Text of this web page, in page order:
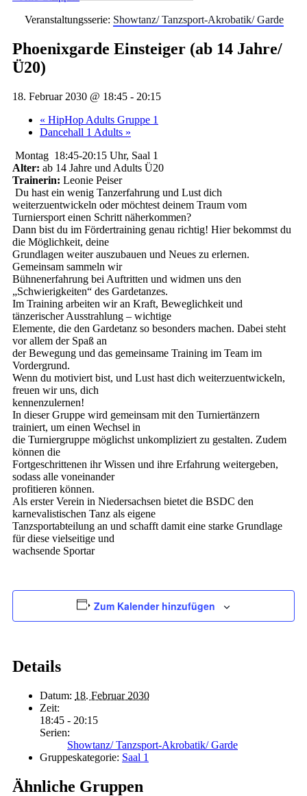
Veranstaltungsserie: Showtanz/ Tanzsport-Akrobatik/ Garde
Phoenixgarde Einsteiger (ab 14 Jahre/
Ü20)
18. Februar 2030 @ 18:45 - 20:15
« HipHop Adults Gruppe 1
Dancehall 1 Adults »
Montag 18:45-20:15 Uhr, Saal 1
Alter: ab 14 Jahre und Adults Ü20
Trainerin: Leonie Peiser
Du hast ein wenig Tanzerfahrung und Lust dich
weiterzuentwickeln oder möchtest deinem Traum vom
Turniersport einen Schritt näherkommen?
Dann bist du im Fördertraining genau richtig! Hier bekommst du
die Möglichkeit, deine
Grundlagen weiter auszubauen und Neues zu erlernen.
Gemeinsam sammeln wir
Bühnenerfahrung bei Auftritten und widmen uns den
„Schwierigkeiten“ des Gardetanzes.
Im Training arbeiten wir an Kraft, Beweglichkeit und
tänzerischer Ausstrahlung – wichtige
Elemente, die den Gardetanz so besonders machen. Dabei steht
vor allem der Spaß an
der Bewegung und das gemeinsame Training im Team im
Vordergrund.
Wenn du motiviert bist, und Lust hast dich weiterzuentwickeln,
freuen wir uns, dich
kennenzulernen!
In dieser Gruppe wird gemeinsam mit den Turniertänzern
trainiert, um einen Wechsel in
die Turniergruppe möglichst unkompliziert zu gestalten. Zudem
können die
Fortgeschrittenen ihr Wissen und ihre Erfahrung weitergeben,
sodass alle voneinander
profitieren können.
Als erster Verein in Niedersachsen bietet die BSDC den
karnevalistischen Tanz als eigene
Tanzsportabteilung an und schafft damit eine starke Grundlage
für diese vielseitige und
wachsende Sportar
Zum Kalender hinzufügen
Details
Datum: 18. Februar 2030
Zeit:
18:45 - 20:15
Serien:
Showtanz/ Tanzsport-Akrobatik/ Garde
Gruppeskategorie: Saal 1
Ähnliche Gruppen